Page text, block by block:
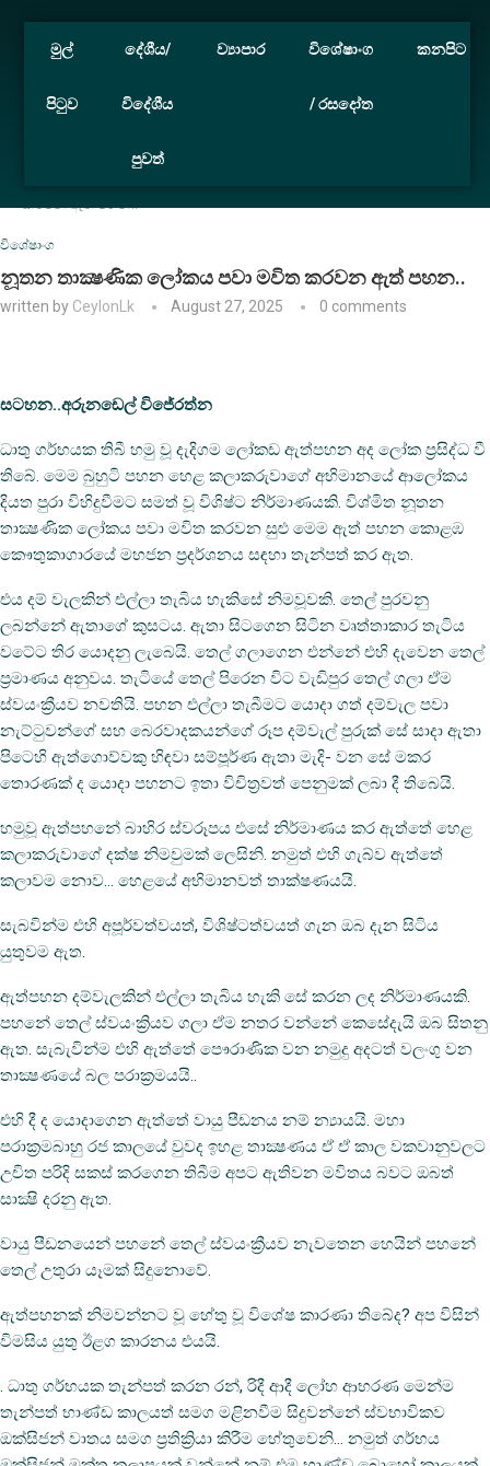
මුල්
පිටුව
දේශීය/
විදේශීය
පුවත්
ව්‍යාපාර විශේෂාංග
/ රසදෝත
කනපිට
කරවන ඇත් පහන..
විශේෂාංග
නූතන තාක්‍ෂණික ලෝකය පවා මවිත කරවන ඇත් පහන..
written by CeylonLk August 27, 2025 0 comments
සටහන..අරුනඩෙල් විජේරත්න
ධාතු ගර්භයක තිබී හමු වූ දැදිගම ලෝකඩ ඇත්පහන අද ලෝක ප්‍රසිද්ධ වී
තිබේ. මෙම බුහුටි පහන හෙළ කලාකරුවාගේ අභිමානයේ ආලෝකය
දියත පුරා විහිදුවීමට සමත් වූ විශිෂ්ට නිර්මාණයකි. විශ්මිත නූතන
තාක්‍ෂණික ලෝකය පවා මවිත කරවන සුළු මෙම ඇත් පහන කොළඹ
කෞතුකාගාරයේ මහජන ප්‍රදර්ශනය සඳහා තැන්පත් කර ඇත.
එය දම් වැලකින් එල්ලා තැබිය හැකිසේ නිමවූවකි. තෙල් පුරවනු
ලබන්නේ ඇතාගේ කුසටය. ඇතා සිටගෙන සිටින වෘත්තාකාර තැටිය
වටේට තිර යොදනු ලැබෙයි. තෙල් ගලාගෙන එන්නේ එහි දැවෙන තෙල්
ප්‍රමාණය අනුවය. තැටියේ තෙල් පිරෙන විට වැඩිපුර තෙල් ගලා ඒම
ස්වයංක්‍රීයව නවතියි. පහන එල්ලා තැබීමට යොදා ගත් දම්වැල පවා
නැට්ටුවන්ගේ සහ බෙරවාදකයන්ගේ රූප දම්වැල් පුරුක් සේ සාදා ඇතා
පිටෙහි ඇත්ගොව්වකු හිඳවා සම්පූර්ණ ඇතා මැදි- වන සේ මකර
තොරණක් ද යොදා පහනට ඉතා විචිත්‍රවත් පෙනුමක් ලබා දී තිබෙයි.
හමුවූ ඇත්පහනේ බාහිර ස්වරූපය එසේ නිර්මාණය කර ඇත්තේ හෙළ
කලාකරුවාගේ දක්ෂ නිමවුමක් ලෙසිනි. නමුත් එහි ගැබ්ව ඇත්තේ
කලාවම නොව… හෙළයේ අභිමානවත් තාක්ෂණයයි.
සැබවින්ම එහි අපූර්වත්වයත්, විශිෂ්ටත්වයත් ගැන ඔබ දැන සිටිය
යුතුවම ඇත.
ඇත්පහන දම්වැලකින් එල්ලා තැබිය හැකි සේ කරන ලද නිර්මාණයකි.
පහනේ තෙල් ස්වයංක්‍රියව ගලා ඒම නතර වන්නේ කෙසේදැයි ඔබ සිතනු
ඇත. සැබැවින්ම එහි ඇත්තේ පෞරාණික වන නමුදු අදටත් වලංගු වන
තාක්‍ෂණයේ බල පරාක්‍රමයයි..
එහි දී ද යොදාගෙන ඇත්තේ වායු පීඩනය නම් න්‍යායයි. මහා
පරාක්‍රමබාහු රජ කාලයේ වුවද ඉහළ තාක්‍ෂණය ඒ ඒ කාල වකවානුවලට
උචිත පරිදි සකස් කරගෙන තිබීම අපට ඇතිවන මවිතය බවට ඔබත්
සාක්‍ෂි දරනු ඇත.
වායු පීඩනයෙන් පහනේ තෙල් ස්වයංක්‍රීයව නැවතෙන හෙයින් පහනේ
තෙල් උතුරා යෑමක් සිදුනොවේ.
ඇත්පහනක් නිමවන්නට වූ හේතු වූ විශේෂ කාරණා තිබේද? අප විසින්
විමසිය යුතු ඊළග කාරනය එයයි.
. ධාතු ගර්භයක තැන්පත් කරන රන්, රිදී ආදී ලෝහ ආභරණ මෙන්ම
තැන්පත් භාණ්ඩ කාලයත් සමග මළිනවීම සිදුවන්නේ ස්වභාවිකව
ඔක්සිජන් වාතය සමග ප්‍රතික්‍රියා කිරීම හේතුවෙනි… නමුත් ගර්භය